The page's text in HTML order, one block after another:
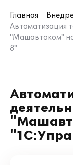
Главная
Автоматизация
"Машавтоком"
8"